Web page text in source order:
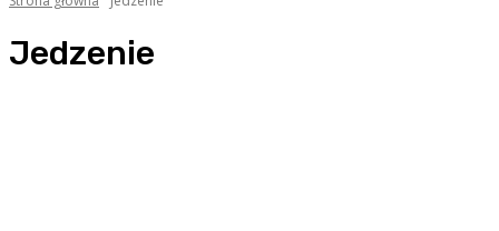
Jedzenie